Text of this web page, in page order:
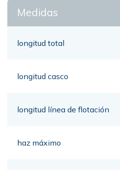
Medidas
longitud total
longitud casco
longitud línea de flotación
haz máximo